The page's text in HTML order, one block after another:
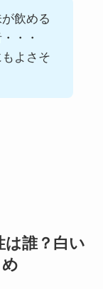
飲める
・・
よさそ
は誰？白い